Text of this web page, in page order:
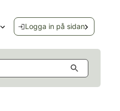
Öppna språkmenyn
Logga in på sidan